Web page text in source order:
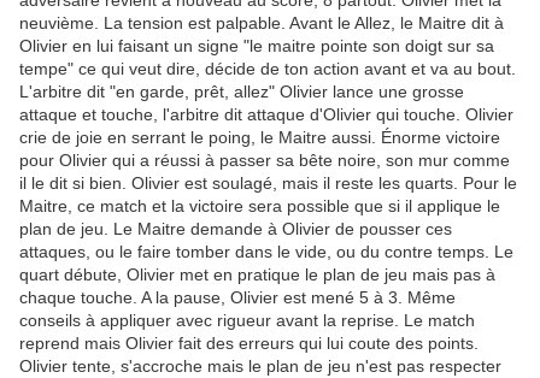
neuvième. La tension est palpable. Avant le Allez, le Maitre dit à
Olivier en lui faisant un signe "le maitre pointe son doigt sur sa
tempe" ce qui veut dire, décide de ton action avant et va au bout.
L'arbitre dit "en garde, prêt, allez" Olivier lance une grosse
attaque et touche, l'arbitre dit attaque d'Olivier qui touche. Olivier
crie de joie en serrant le poing, le Maitre aussi. Énorme victoire
pour Olivier qui a réussi à passer sa bête noire, son mur comme
il le dit si bien. Olivier est soulagé, mais il reste les quarts. Pour le
Maitre, ce match et la victoire sera possible que si il applique le
plan de jeu. Le Maitre demande à Olivier de pousser ces
attaques, ou le faire tomber dans le vide, ou du contre temps. Le
quart débute, Olivier met en pratique le plan de jeu mais pas à
chaque touche. A la pause, Olivier est mené 5 à 3. Même
conseils à appliquer avec rigueur avant la reprise. Le match
reprend mais Olivier fait des erreurs qui lui coute des points.
Olivier tente, s'accroche mais le plan de jeu n'est pas respecter